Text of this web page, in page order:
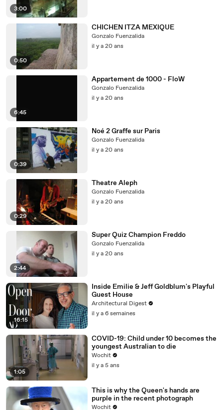
3:00
0:50
CHICHEN ITZA MEXIQUE
Gonzalo Fuenzalida
il y a 20 ans
6:45
Appartement de 1000 - FloW
Gonzalo Fuenzalida
il y a 20 ans
0:39
Noé 2 Graffe sur Paris
Gonzalo Fuenzalida
il y a 20 ans
0:29
Theatre Aleph
Gonzalo Fuenzalida
il y a 20 ans
2:44
Super Quiz Champion Freddo
Gonzalo Fuenzalida
il y a 20 ans
16:15
Inside Emilie & Jeff Goldblum's Playful
Guest House
Architectural Digest
il y a 6 semaines
1:05
COVID-19: Child under 10 becomes the
youngest Australian to die
Wochit
il y a 5 ans
This is why the Queen's hands are
purple in the recent photograph
Wochit